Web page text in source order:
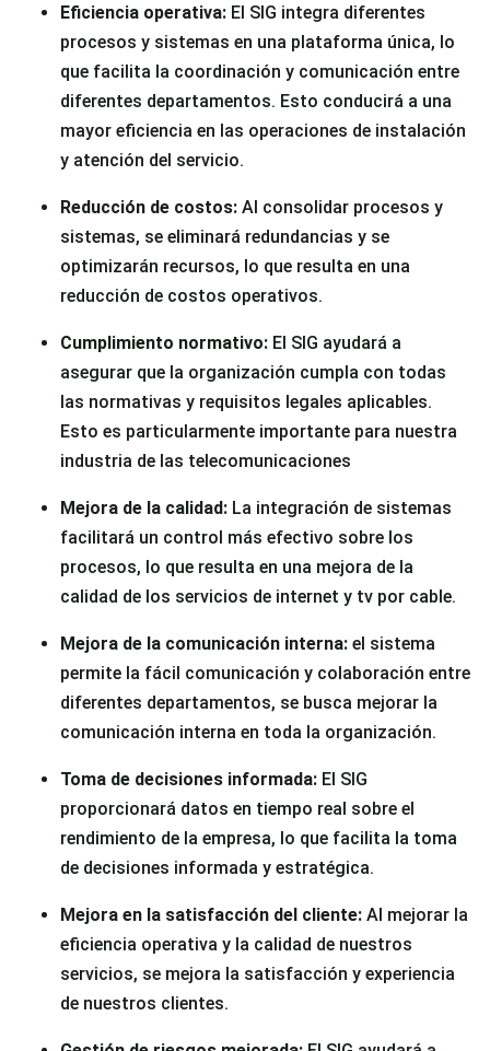
Eficiencia operativa: El SIG integra diferentes
procesos y sistemas en una plataforma única, lo
que facilita la coordinación y comunicación entre
diferentes departamentos. Esto conducirá a una
mayor eficiencia en las operaciones de instalación
y atención del servicio.
Reducción de costos: Al consolidar procesos y
sistemas, se eliminará redundancias y se
optimizarán recursos, lo que resulta en una
reducción de costos operativos.
Cumplimiento normativo: El SIG ayudará a
asegurar que la organización cumpla con todas
las normativas y requisitos legales aplicables.
Esto es particularmente importante para nuestra
industria de las telecomunicaciones
Mejora de la calidad: La integración de sistemas
facilitará un control más efectivo sobre los
procesos, lo que resulta en una mejora de la
calidad de los servicios de internet y tv por cable.
Mejora de la comunicación interna: el sistema
permite la fácil comunicación y colaboración entre
diferentes departamentos, se busca mejorar la
comunicación interna en toda la organización.
Toma de decisiones informada: El SIG
proporcionará datos en tiempo real sobre el
rendimiento de la empresa, lo que facilita la toma
de decisiones informada y estratégica.
Mejora en la satisfacción del cliente: Al mejorar la
eficiencia operativa y la calidad de nuestros
servicios, se mejora la satisfacción y experiencia
de nuestros clientes.